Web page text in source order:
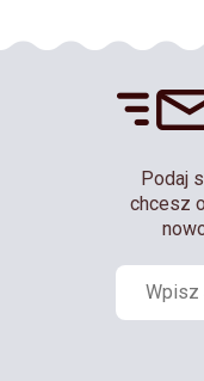
Podaj
chcesz